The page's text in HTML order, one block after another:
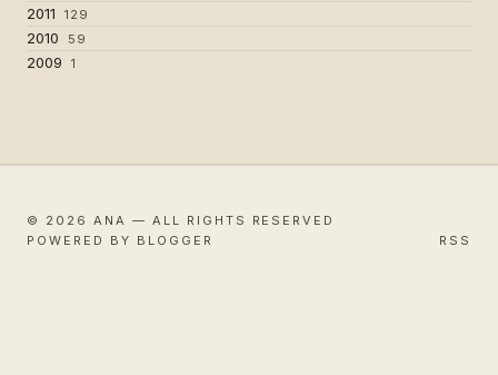
2011 129
2010 59
2009 1
© 2026 ANA — ALL RIGHTS RESERVED
POWERED BY BLOGGER
RSS